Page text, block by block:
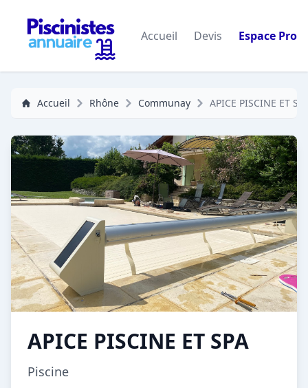
Accueil Devis Espace Pro
Accueil Rhône Communay APICE PISCINE ET
APICE PISCINE ET SPA
Piscine